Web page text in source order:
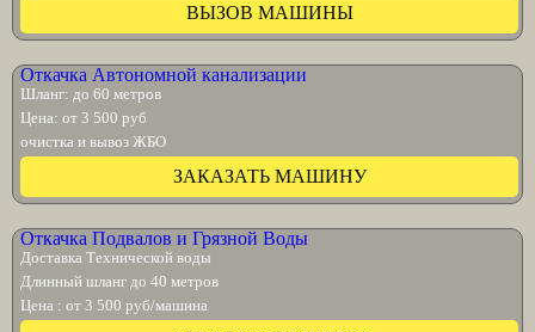
ВЫЗОВ МАШИНЫ
Откачка Автономной канализации
Шланг: до 60 метров
Цена: от 3 500 руб
очистка и вывоз ЖБО
ЗАКАЗАТЬ МАШИНУ
Откачка Подвалов и Грязной Воды
Доставка Технической воды
Длинный шланг до 40 метров
Цена : от 3 500 руб/машина